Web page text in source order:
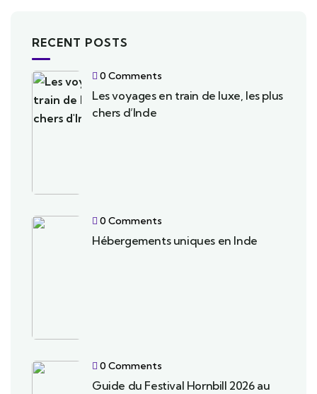
RECENT POSTS
0 Comments
Les voyages en train de luxe, les plus
chers d’Inde
0 Comments
Hébergements uniques en Inde
0 Comments
Guide du Festival Hornbill 2026 au